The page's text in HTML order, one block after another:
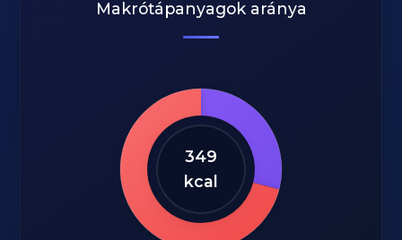
Makrótápanyagok aránya
349
kcal